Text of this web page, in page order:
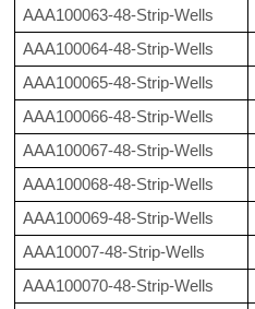
AAA100063-48-Strip-Wells
AAA100064-48-Strip-Wells
AAA100065-48-Strip-Wells
AAA100066-48-Strip-Wells
AAA100067-48-Strip-Wells
AAA100068-48-Strip-Wells
AAA100069-48-Strip-Wells
AAA10007-48-Strip-Wells
AAA100070-48-Strip-Wells